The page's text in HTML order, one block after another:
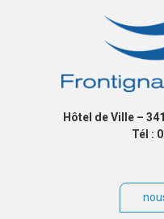
Hôtel de Ville –
Tél :